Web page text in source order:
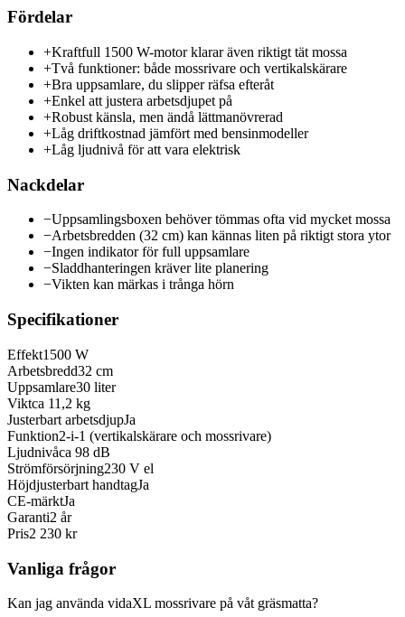
Fördelar
+Kraftfull 1500 W-motor klarar även riktigt tät mossa
+Två funktioner: både mossrivare och vertikalskärare
+Bra uppsamlare, du slipper räfsa efteråt
+Enkel att justera arbetsdjupet på
+Robust känsla, men ändå lättmanövrerad
+Låg driftkostnad jämfört med bensinmodeller
+Låg ljudnivå för att vara elektrisk
Nackdelar
−Uppsamlingsboxen behöver tömmas ofta vid mycket mossa
−Arbetsbredden (32 cm) kan kännas liten på riktigt stora ytor
−Ingen indikator för full uppsamlare
−Sladdhanteringen kräver lite planering
−Vikten kan märkas i trånga hörn
Specifikationer
Effekt1500 W
Arbetsbredd32 cm
Uppsamlare30 liter
Viktca 11,2 kg
Justerbart arbetsdjupJa
Funktion2-i-1 (vertikalskärare och mossrivare)
Ljudnivåca 98 dB
Strömförsörjning230 V el
Höjdjusterbart handtagJa
CE-märktJa
Garanti2 år
Pris2 230 kr
Vanliga frågor
Kan jag använda vidaXL mossrivare på våt gräsmatta?